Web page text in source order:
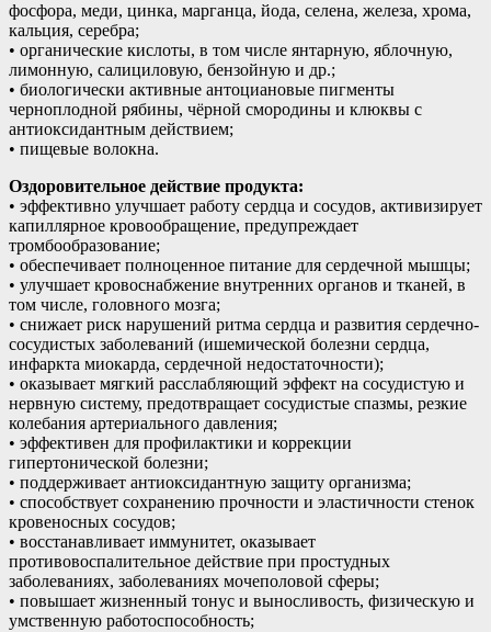
фосфора, меди, цинка, марганца, йода, селена, железа, хрома,
кальция, серебра;
• органические кислоты, в том числе янтарную, яблочную,
лимонную, салициловую, бензойную и др.;
• биологически активные антоциановые пигменты
черноплодной рябины, чёрной смородины и клюквы с
антиоксидантным действием;
• пищевые волокна.
Оздоровительное действие продукта:
• эффективно улучшает работу сердца и сосудов, активизирует
капиллярное кровообращение, предупреждает
тромбообразование;
• обеспечивает полноценное питание для сердечной мышцы;
• улучшает кровоснабжение внутренних органов и тканей, в
том числе, головного мозга;
• снижает риск нарушений ритма сердца и развития сердечно-
сосудистых заболеваний (ишемической болезни сердца,
инфаркта миокарда, сердечной недостаточности);
• оказывает мягкий расслабляющий эффект на сосудистую и
нервную систему, предотвращает сосудистые спазмы, резкие
колебания артериального давления;
• эффективен для профилактики и коррекции
гипертонической болезни;
• поддерживает антиоксидантную защиту организма;
• способствует сохранению прочности и эластичности стенок
кровеносных сосудов;
• восстанавливает иммунитет, оказывает
противовоспалительное действие при простудных
заболеваниях, заболеваниях мочеполовой сферы;
• повышает жизненный тонус и выносливость, физическую и
умственную работоспособность;